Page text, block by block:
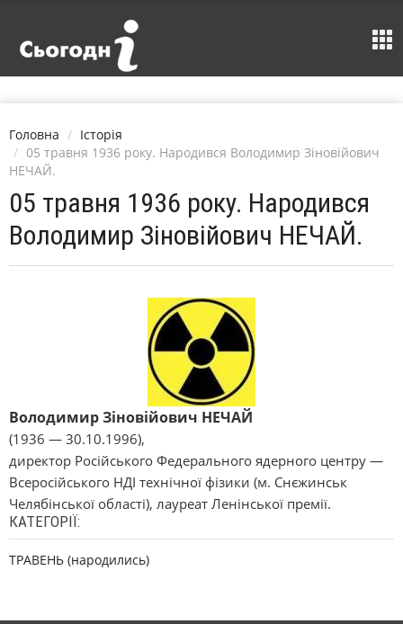
Головна
Історія
05 травня 1936 року. Народився Володимир Зіновійович
НЕЧАЙ.
05 травня 1936 року. Народився
Володимир Зіновійович НЕЧАЙ.
Володимир Зіновійович НЕЧАЙ
(1936 — 30.10.1996),
директор Російського Федерального ядерного центру —
Всеросійського НДІ технічної фізики (м. Снєжинськ
Челябінської області), лауреат Ленінської премії.
КАТЕГОРІЇ:
ТРАВЕНЬ (народились)